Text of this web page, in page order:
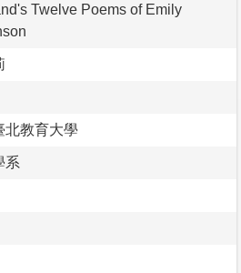
Twelve Poems of Emily
北教育大學
系